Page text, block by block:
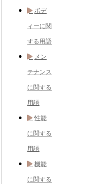
ボデ
ィーに関
する用語
メン
テナンス
に関する
用語
性能
に関する
用語
機能
に関する